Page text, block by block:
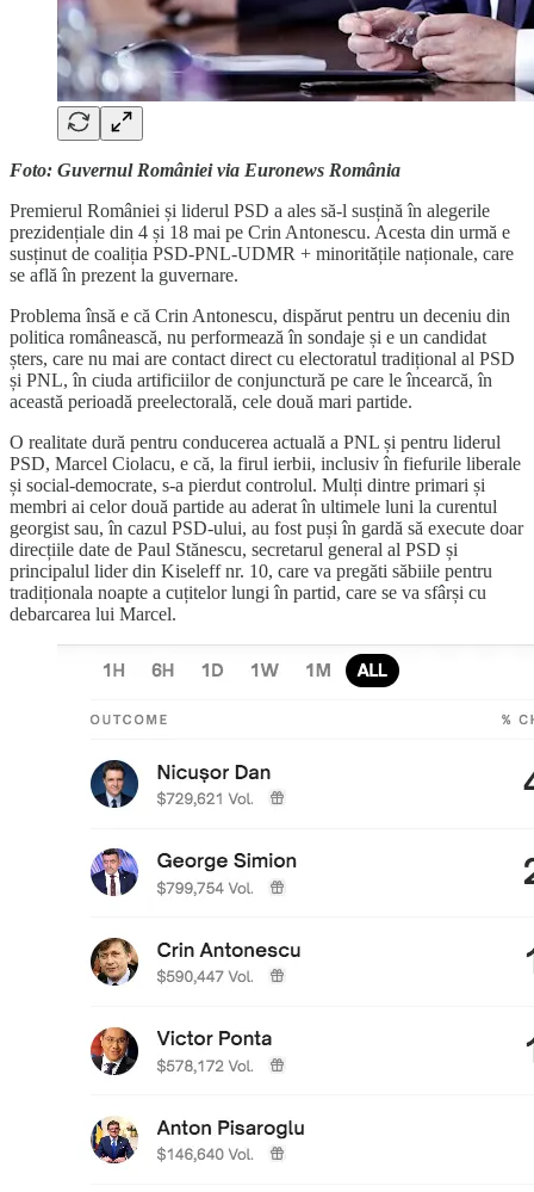
Foto: Guvernul României via Euronews România
Premierul României și liderul PSD a ales să-l susțină în alegerile
prezidențiale din 4 și 18 mai pe Crin Antonescu. Acesta din urmă e
susținut de coaliția PSD-PNL-UDMR + minoritățile naționale, care
se află în prezent la guvernare.
Problema însă e că Crin Antonescu, dispărut pentru un deceniu din
politica românească, nu performează în sondaje și e un candidat
șters, care nu mai are contact direct cu electoratul tradițional al PSD
și PNL, în ciuda artificiilor de conjunctură pe care le încearcă, în
această perioadă preelectorală, cele două mari partide.
O realitate dură pentru conducerea actuală a PNL și pentru liderul
PSD, Marcel Ciolacu, e că, la firul ierbii, inclusiv în fiefurile liberale
și social-democrate, s-a pierdut controlul. Mulți dintre primari și
membri ai celor două partide au aderat în ultimele luni la curentul
georgist sau, în cazul PSD-ului, au fost puși în gardă să execute doar
direcțiile date de Paul Stănescu, secretarul general al PSD și
principalul lider din Kiseleff nr. 10, care va pregăti săbiile pentru
tradiționala noapte a cuțitelor lungi în partid, care se va sfârși cu
debarcarea lui Marcel.